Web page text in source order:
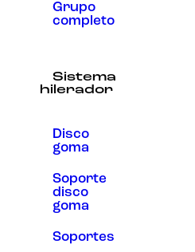
Grupo
completo
Sistema
hilerador
Disco
goma
Soporte
disco
goma
Soportes